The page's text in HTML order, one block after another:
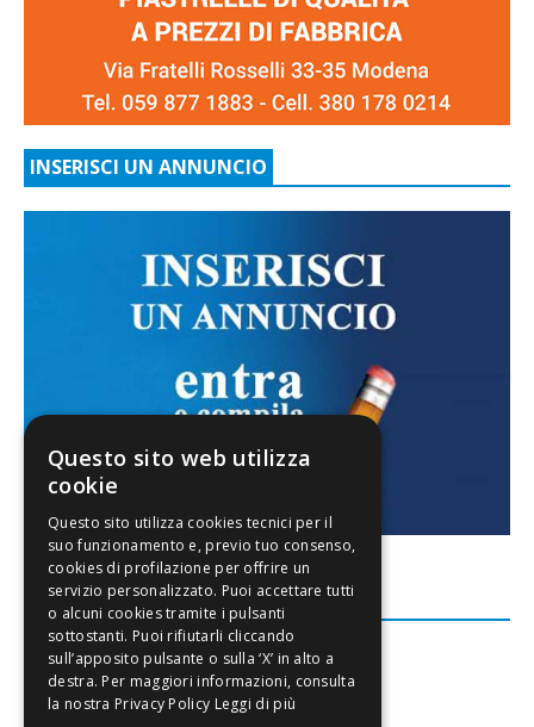
INSERISCI UN ANNUNCIO
FACEBOOK
Questo sito web utilizza
cookie
Leggi di più